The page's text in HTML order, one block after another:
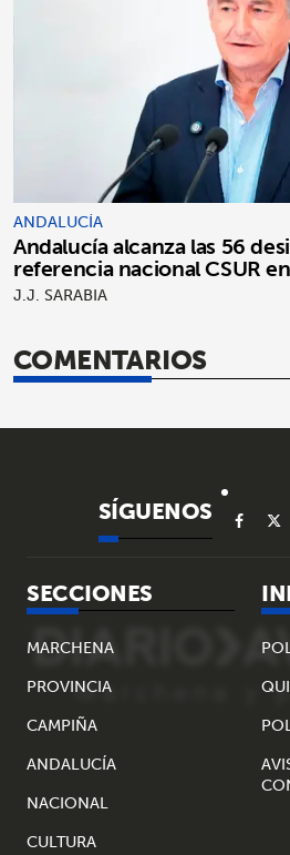
ANDALUCÍA
Andalucía alcanza las 56
referencia nacional CSUR
J.J. SARABIA
COMENTARIOS
SÍGUENOS
SECCIONES
MARCHENA
PROVINCIA
CAMPIÑA
ANDALUCÍA
NACIONAL
CULTURA